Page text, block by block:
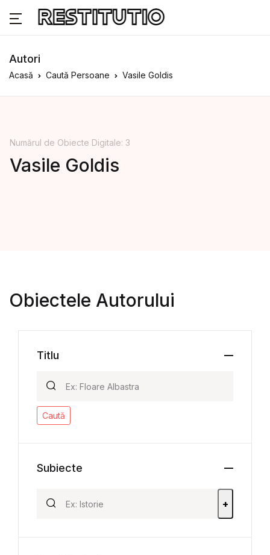
Autori
Acasă Caută Persoane Vasile Goldis
Numărul de Obiecte Digitale: 3
Vasile Goldis
Obiectele Autorului
Titlu
Caută
Subiecte
+